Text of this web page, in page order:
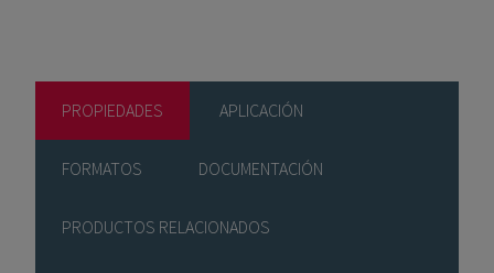
PROPIEDADES APLICACIÓN
FORMATOS DOCUMENTACIÓN
PRODUCTOS RELACIONADOS